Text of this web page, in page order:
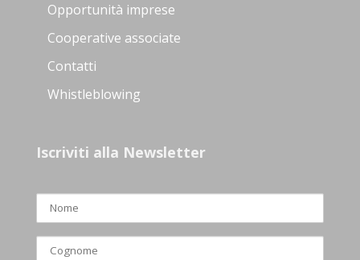
Opportunità imprese
Cooperative associate
Contatti
Whistleblowing
Iscriviti alla Newsletter